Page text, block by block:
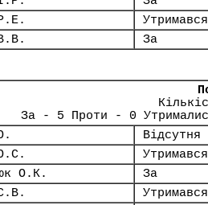
Утримався
За
За - 5 Проти - 0
Відсутня
Утримався
О.К.
За
Утримався